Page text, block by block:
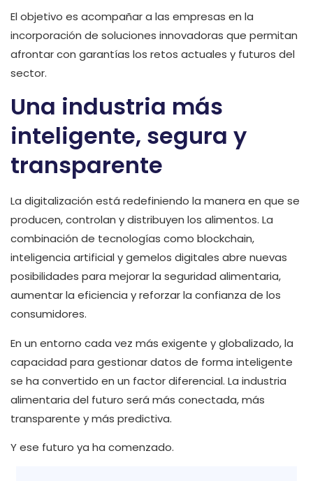
El objetivo es acompañar a las empresas en la
incorporación de soluciones innovadoras que permitan
afrontar con garantías los retos actuales y futuros del
sector.
Una industria más
inteligente, segura y
transparente
La digitalización está redefiniendo la manera en que se
producen, controlan y distribuyen los alimentos. La
combinación de tecnologías como blockchain,
inteligencia artificial y gemelos digitales abre nuevas
posibilidades para mejorar la seguridad alimentaria,
aumentar la eficiencia y reforzar la confianza de los
consumidores.
En un entorno cada vez más exigente y globalizado, la
capacidad para gestionar datos de forma inteligente
se ha convertido en un factor diferencial. La industria
alimentaria del futuro será más conectada, más
transparente y más predictiva.
Y ese futuro ya ha comenzado.